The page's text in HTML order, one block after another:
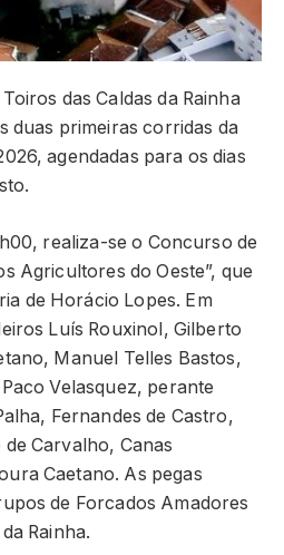
das Caldas da Rainha
duas primeiras corridas da
agendadas para os dias
realiza-se o Concurso de
Agricultores do Oeste”, que
de Horácio Lopes. Em
Luís Rouxinol, Gilberto
Manuel Telles Bastos,
Velasquez, perante
Fernandes de Castro,
Carvalho, Canas
Caetano. As pegas
de Forcados Amadores
Rainha.